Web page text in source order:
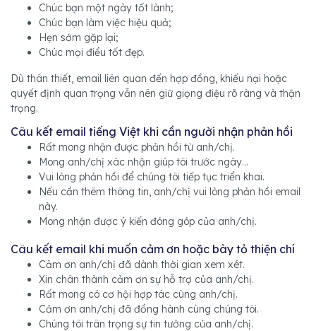
Chúc bạn một ngày tốt lành;
Chúc bạn làm việc hiệu quả;
Hẹn sớm gặp lại;
Chúc mọi điều tốt đẹp.
Dù thân thiết, email liên quan đến hợp đồng, khiếu nại hoặc
quyết định quan trọng vẫn nên giữ giọng điệu rõ ràng và thận
trọng.
Câu kết email tiếng Việt khi cần người nhận phản hồi
Rất mong nhận được phản hồi từ anh/chị.
Mong anh/chị xác nhận giúp tôi trước ngày…
Vui lòng phản hồi để chúng tôi tiếp tục triển khai.
Nếu cần thêm thông tin, anh/chị vui lòng phản hồi email
này.
Mong nhận được ý kiến đóng góp của anh/chị.
Câu kết email khi muốn cảm ơn hoặc bày tỏ thiện chí
Cảm ơn anh/chị đã dành thời gian xem xét.
Xin chân thành cảm ơn sự hỗ trợ của anh/chị.
Rất mong có cơ hội hợp tác cùng anh/chị.
Cảm ơn anh/chị đã đồng hành cùng chúng tôi.
Chúng tôi trân trọng sự tin tưởng của anh/chị.